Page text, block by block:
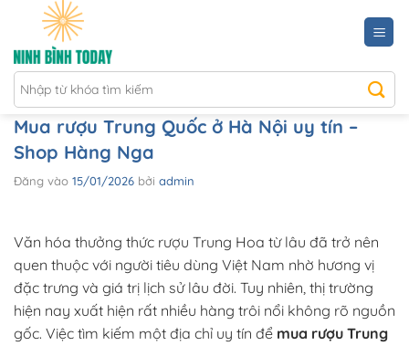
nội
dung
Mua rượu Trung Quốc ở Hà Nội uy tín –
Shop Hàng Nga
Đăng vào 15/01/2026 bởi admin
Văn hóa thưởng thức rượu Trung Hoa từ lâu đã trở nên
quen thuộc với người tiêu dùng Việt Nam nhờ hương vị
đặc trưng và giá trị lịch sử lâu đời. Tuy nhiên, thị trường
hiện nay xuất hiện rất nhiều hàng trôi nổi không rõ nguồn
gốc. Việc tìm kiếm một địa chỉ uy tín để mua rượu Trung